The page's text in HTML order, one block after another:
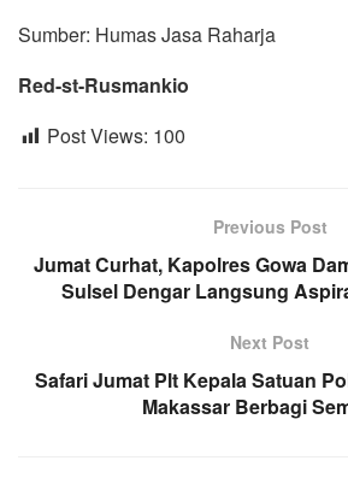
Sumber: Humas Jasa Raharja
Red-st-Rusmankio
Post Views: 100
Previous Post
Jumat Curhat, Kapolres Gowa
Sulsel Dengar Langsung
Next Post
Safari Jumat Plt Kepala Satuan
Makassar Berbagi